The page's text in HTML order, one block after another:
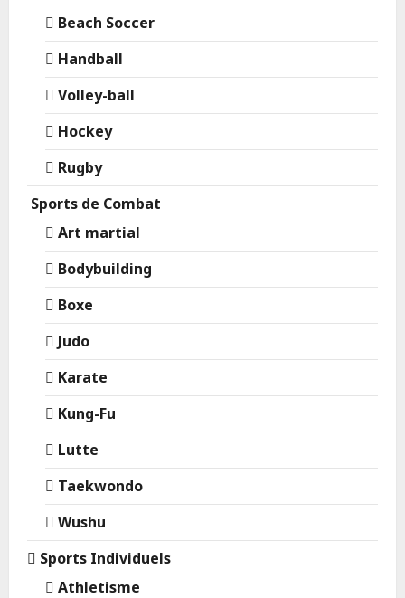
Beach Soccer
Handball
Volley-ball
Hockey
Rugby
Sports de Combat
Art martial
Bodybuilding
Boxe
Judo
Karate
Kung-Fu
Lutte
Taekwondo
Wushu
Sports Individuels
Athletisme